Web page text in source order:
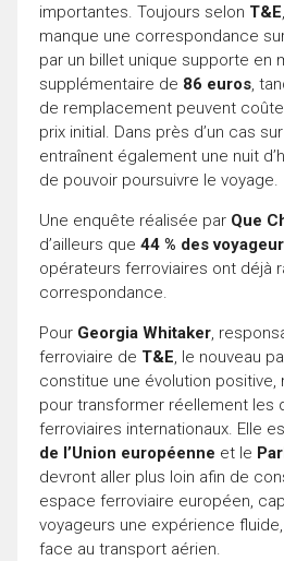
importantes. Toujours selon T&E
manque une correspondance
par un billet unique supporte en
supplémentaire de 86 euros,
de remplacement peuvent
prix initial. Dans près d’un cas
entraînent également une nuit
de pouvoir poursuivre le voyage.
Une enquête réalisée par Que
d’ailleurs que 44 % des
opérateurs ferroviaires ont déjà
correspondance.
Pour Georgia Whitaker,
ferroviaire de T&E, le nouveau
constitue une évolution positive,
pour transformer réellement les
ferroviaires internationaux. Elle
de l’Union européenne et le
devront aller plus loin afin de
espace ferroviaire européen,
voyageurs une expérience
face au transport aérien.